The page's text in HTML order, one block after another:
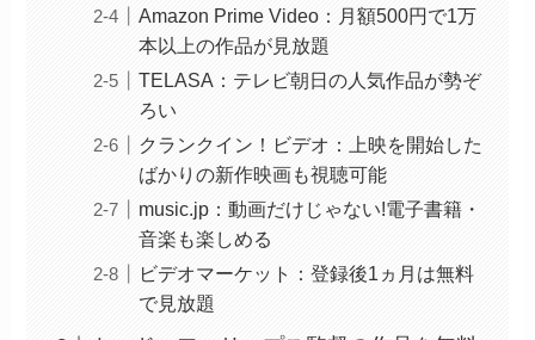
Amazon Prime Video：月額500円で1万
本以上の作品が見放題
TELASA：テレビ朝日の人気作品が勢ぞ
ろい
クランクイン！ビデオ：上映を開始した
ばかりの新作映画も視聴可能
music.jp：動画だけじゃない!電子書籍・
音楽も楽しめる
ビデオマーケット：登録後1ヵ月は無料
で見放題